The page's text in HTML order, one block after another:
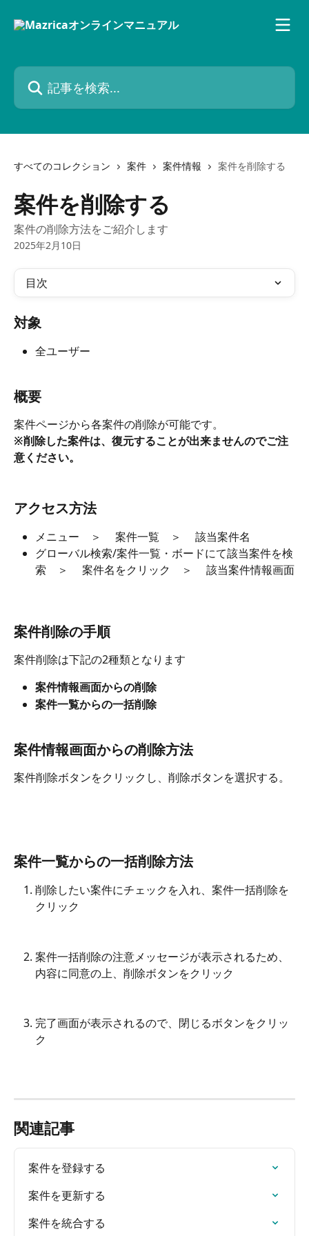
記事を検索...
すべてのコレクション 案件 案件情報 案件を削除する
案件を削除する
案件の削除方法をご紹介します
2025年2月10日
目次
対象
全ユーザー
概要
案件ページから各案件の削除が可能です。
※削除した案件は、復元することが出来ませんのでご注
意ください。
アクセス方法
メニュー　＞　 案件一覧　＞　 該当案件名
グローバル検索/案件一覧・ボードにて該当案件を検
索　＞　 案件名をクリック　＞　 該当案件情報画面
案件削除の手順
案件削除は下記の2種類となります
案件情報画面からの削除
案件一覧からの一括削除
案件情報画面からの削除方法
案件削除ボタンをクリックし、削除ボタンを選択する。
案件一覧からの一括削除方法
削除したい案件にチェックを入れ、案件一括削除を
クリック
案件一括削除の注意メッセージが表示されるため、
内容に同意の上、削除ボタンをクリック
完了画面が表示されるので、閉じるボタンをクリッ
ク
関連記事
案件を登録する
案件を更新する
案件を統合する